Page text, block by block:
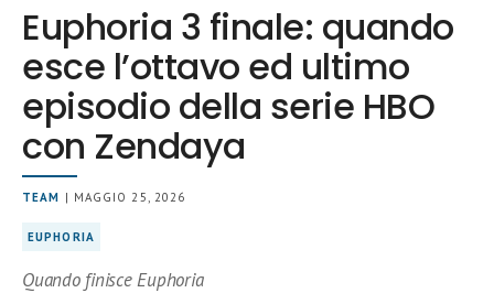
Euphoria 3 finale: quando
esce l’ottavo ed ultimo
episodio della serie HBO
con Zendaya
TEAM | MAGGIO 25, 2026
EUPHORIA
Quando finisce Euphoria